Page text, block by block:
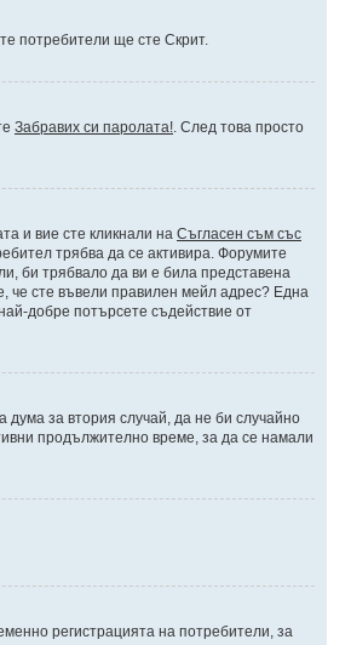
потребители ще сте Скрит.
Забравих си паролата! . След това просто
и вие сте кликнали на Съгласен съм със
трябва да се активира. Форумите
би трябвало да ви е била представена
че сте въвели правилен мейл адрес? Една
добре потърсете съдействие от
дума за втория случай, да не би случайно
продължително време, за да се намали
регистрацията на потребители, за